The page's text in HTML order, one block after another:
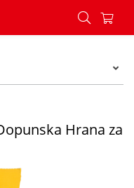
Dopunska Hrana za
Hrana za